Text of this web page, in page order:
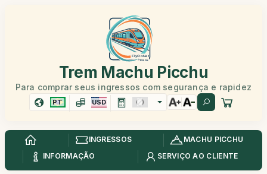
Trem Machu Picchu
Para comprar seus ingressos com segurança e rapidez
PT USD
INGRESSOS
MACHU PICCHU
INFORMAÇÃO
SERVIÇO AO CLIENTE